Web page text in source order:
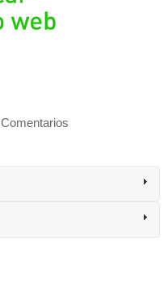
Comentarios